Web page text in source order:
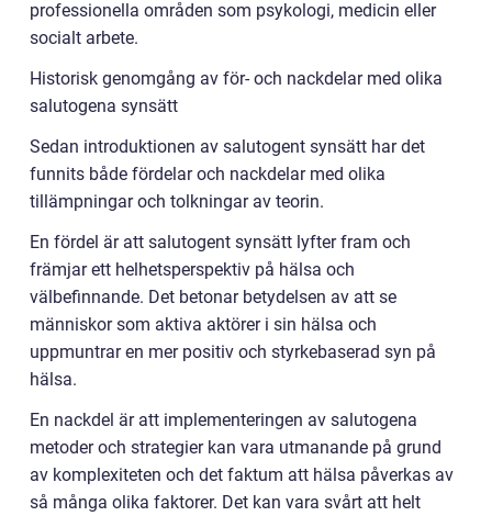
professionella områden som psykologi, medicin eller
socialt arbete.
Historisk genomgång av för- och nackdelar med olika
salutogena synsätt
Sedan introduktionen av salutogent synsätt har det
funnits både fördelar och nackdelar med olika
tillämpningar och tolkningar av teorin.
En fördel är att salutogent synsätt lyfter fram och
främjar ett helhetsperspektiv på hälsa och
välbefinnande. Det betonar betydelsen av att se
människor som aktiva aktörer i sin hälsa och
uppmuntrar en mer positiv och styrkebaserad syn på
hälsa.
En nackdel är att implementeringen av salutogena
metoder och strategier kan vara utmanande på grund
av komplexiteten och det faktum att hälsa påverkas av
så många olika faktorer. Det kan vara svårt att helt